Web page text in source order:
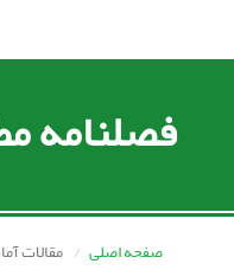
فصلنامه
صفحه اصلی مقالات